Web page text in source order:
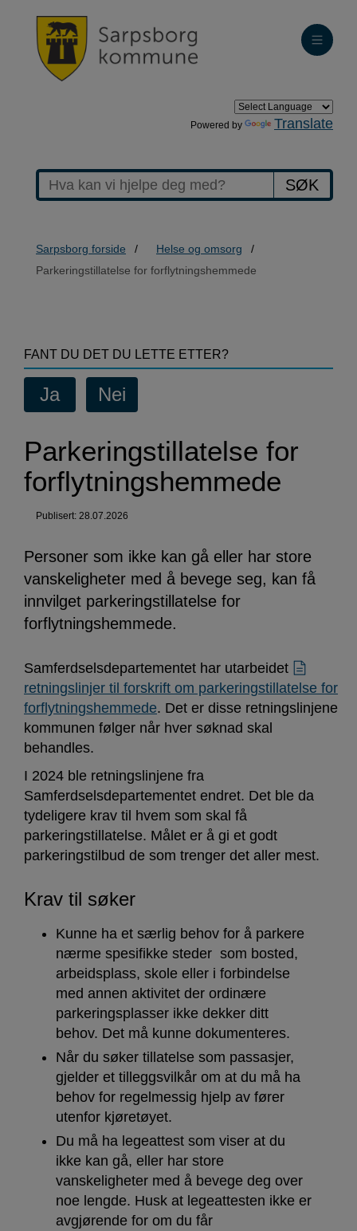
Powered by Translate
SØK
Sarpsborg forside
Helse og omsorg
Parkeringstillatelse for forflytningshemmede
for
forflytningshemmede
FANT DU DET DU LETTE ETTER?
Parkeringstillatelse for
forflytningshemmede
Publisert: 28.07.2026
Personer som ikke kan gå eller har store
vanskeligheter med å bevege seg, kan få
innvilget parkeringstillatelse for
forflytningshemmede.
Samferdselsdepartementet har utarbeidet
retningslinjer til forskrift om parkeringstillatelse for
forflytningshemmede. Det er disse retningslinjene
kommunen følger når hver søknad skal
behandles.
I 2024 ble retningslinjene fra
Samferdselsdepartementet endret. Det ble da
tydeligere krav til hvem som skal få
parkeringstillatelse. Målet er å gi et godt
parkeringstilbud de som trenger det aller mest.
Krav til søker
Kunne ha et særlig behov for å parkere
nærme spesifikke steder som bosted,
arbeidsplass, skole eller i forbindelse
med annen aktivitet der ordinære
parkeringsplasser ikke dekker ditt
behov. Det må kunne dokumenteres.
Når du søker tillatelse som passasjer,
gjelder et tilleggsvilkår om at du må ha
behov for regelmessig hjelp av fører
utenfor kjøretøyet.
Du må ha legeattest som viser at du
ikke kan gå, eller har store
vanskeligheter med å bevege deg over
noe lengde. Husk at legeattesten ikke er
avgjørende for om du får